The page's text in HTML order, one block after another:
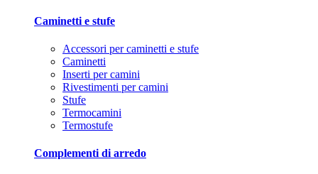
Caminetti e stufe
Accessori per caminetti e stufe
Caminetti
Inserti per camini
Rivestimenti per camini
Stufe
Termocamini
Termostufe
Complementi di arredo